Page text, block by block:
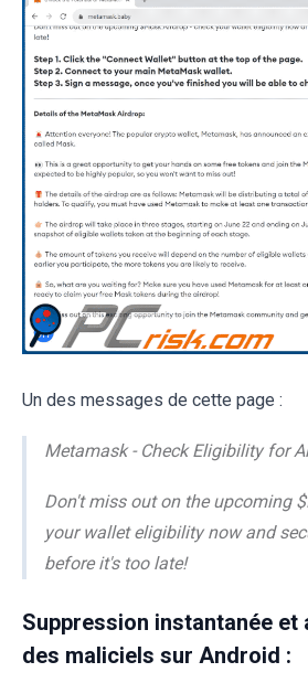
Un des messages de cette page :
Metamask - Check Eligibility for
Don't miss out on the upcoming
your wallet eligibility now and
before it's too late!
Suppression instantanée et
des maliciels sur Android :